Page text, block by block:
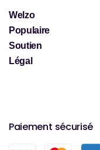
Welzo
Populaire
Soutien
Légal
Paiement sécurisé